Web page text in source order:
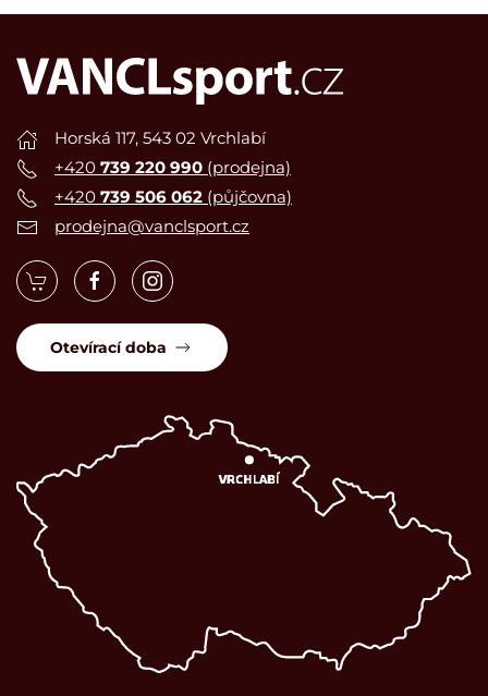
Horská 117, 543 02 Vrchlabí
+420 739 220 990 (prodejna)
+420 739 506 062 (půjčovna)
prodejna@vanclsport.cz
Otevírací doba